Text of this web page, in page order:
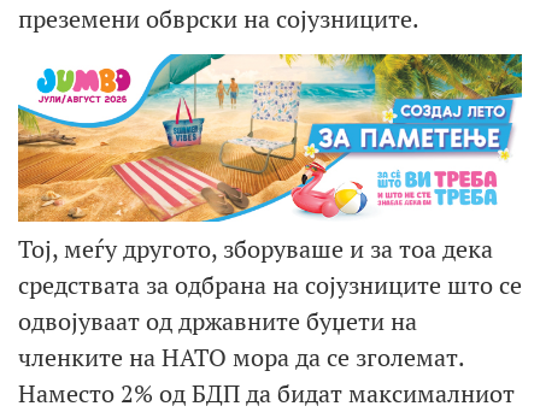
преземени обврски на сојузниците.
Тој, меѓу другото, зборуваше и за тоа дека
средствата за одбрана на сојузниците што се
одвојуваат од државните буџети на
членките на НАТО мора да се зголемат.
Наместо 2% од БДП да бидат максималниот